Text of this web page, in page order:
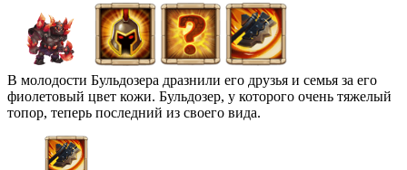
В молодости Бульдозера дразнили его друзья и семья за его
фиолетовый цвет кожи. Бульдозер, у которого очень тяжелый
топор, теперь последний из своего вида.